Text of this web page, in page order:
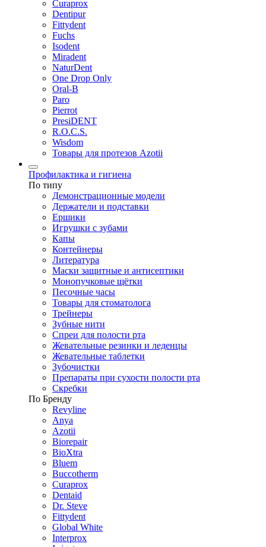
Curaprox
Dentipur
Fittydent
Fuchs
Isodent
Miradent
NaturDent
One Drop Only
Oral-B
Paro
Pierrot
PresiDENT
R.O.C.S.
Wisdom
Товары для протезов Azotii
Профилактика и гигиена
По типу
Демонстрационные модели
Держатели и подставки
Ершики
Игрушки с зубами
Капы
Контейнеры
Литература
Маски защитные и антисептики
Монопучковые щётки
Песочные часы
Товары для стоматолога
Трейнеры
Зубные нити
Спреи для полости рта
Жевательные резинки и леденцы
Жевательные таблетки
Зубочистки
Препараты при сухости полости рта
Скребки
По Бренду
Revyline
Anya
Azotii
Biorepair
BioXtra
Bluem
Buccotherm
Curaprox
Dentaid
Dr. Steve
Fittydent
Global White
Interprox